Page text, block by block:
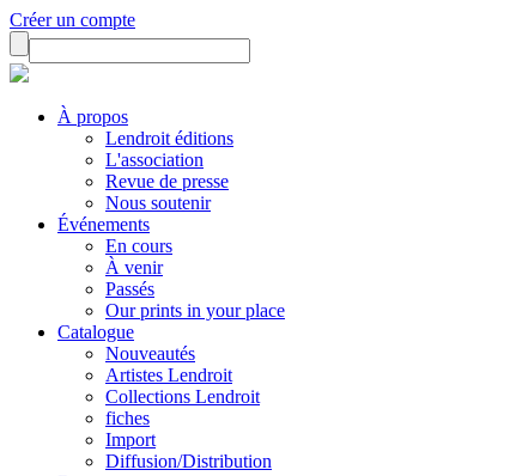
Créer un compte
À propos
Lendroit éditions
L'association
Revue de presse
Nous soutenir
Événements
En cours
À venir
Passés
Our prints in your place
Catalogue
Nouveautés
Artistes Lendroit
Collections Lendroit
fiches
Import
Diffusion/Distribution